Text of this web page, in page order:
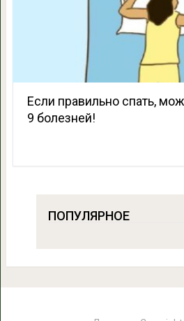
Если правильно спать,
9 болезней!
ПОПУЛЯРНОЕ